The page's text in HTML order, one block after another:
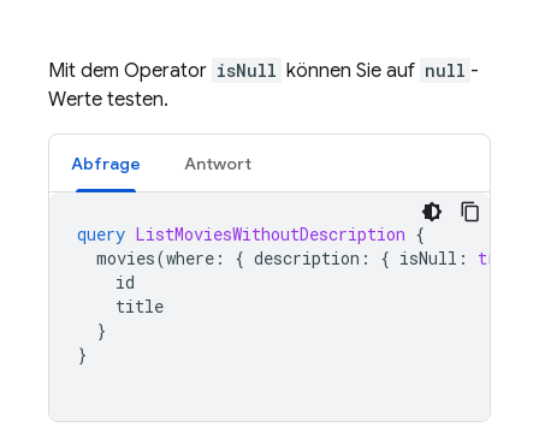
Mit dem Operator isNull können Sie auf null -
Werte testen.
Abfrage Antwort
query ListMoviesWithoutDescription {
movies(where : { description : { isNull : true
id
title
}
}